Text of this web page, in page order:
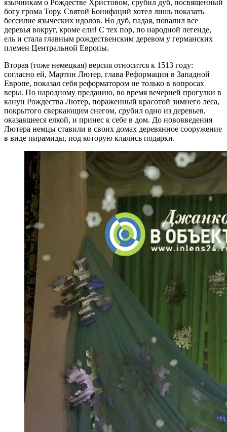
язычникам о Рождестве Христовом, срубил дуб, посвященный
богу грома Тору. Святой Бонифаций хотел лишь показать
бессилие языческих идолов. Но дуб, падая, повалил все
деревья вокруг, кроме ели! С тех пор, по народной легенде,
ель и стала главным рождественским деревом у германских
племен Центральной Европы.
Вторая (тоже немецкая) версия относится к 1513 году:
согласно ей, Мартин Лютер, глава Реформации в Западной
Европе, показал себя реформатором не только в вопросах
веры. По народному преданию, во время вечерней прогулки в
канун Рождества Лютер, пораженный красотой зимнего леса,
покрытого сверкающим снегом, срубил одно из деревьев,
оказавшееся елкой, и принес к себе в дом. До нововведения
Лютера немцы ставили в своих домах деревянное сооружение
в виде пирамиды, под которую клались подарки.